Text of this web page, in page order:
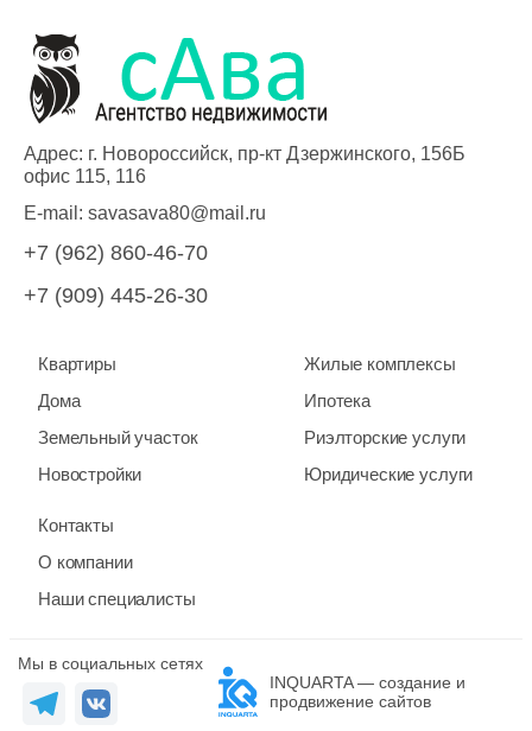
Адрес: г. Новороссийск, пр-кт Дзержинского, 156Б
офис 115, 116
E-mail: savasava80@mail.ru
+7 (962) 860-46-70
+7 (909) 445-26-30
Квартиры
Дома
Земельный участок
Новостройки
Жилые комплексы
Ипотека
Риэлторские услуги
Юридические услуги
Контакты
О компании
Наши специалисты
Мы в социальных сетях
INQUARTA — создание и
продвижение сайтов